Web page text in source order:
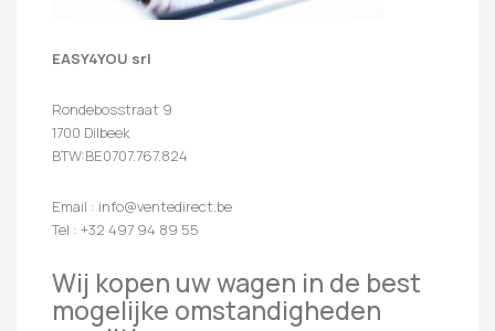
EASY4YOU srl
Rondebosstraat 9
1700 Dilbeek
BTW:BE0707.767.824
Email : info@ventedirect.be
Tel : +32 497 94 89 55
Wij kopen uw wagen in de best
mogelijke omstandigheden